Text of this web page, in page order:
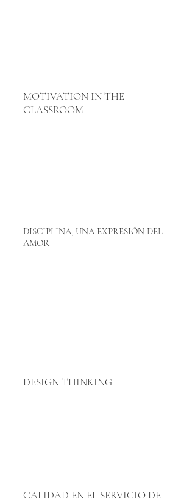
MOTIVATION IN THE
CLASSROOM
DISCIPLINA, UNA EXPRESIÓN DEL
AMOR
DESIGN THINKING
CALIDAD EN EL SERVICIO DE